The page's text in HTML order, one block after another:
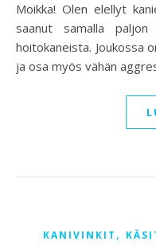
Moikka! Olen elellyt kanien kanssa yli 10 vuoden ajan ja
saanut samalla
hoitokaneista. Joukossa
ja osa myös vähän
KANIVINKIT ,